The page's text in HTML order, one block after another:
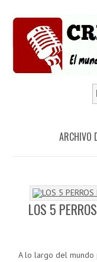
ARCHIVO
LOS 5
A lo largo del mundo